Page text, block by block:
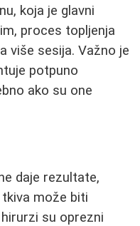
koja je glavni
proces topljenja
više sesija. Važno je
potpuno
ako su one
daje rezultate,
može biti
su oprezni